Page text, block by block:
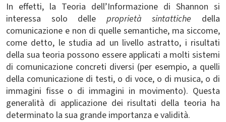
In effetti, la Teoria dell’Informazione di Shannon si
interessa solo delle proprietà sintattiche della
comunicazione e non di quelle semantiche, ma siccome,
come detto, le studia ad un livello astratto, i risultati
della sua teoria possono essere applicati a molti sistemi
di comunicazione concreti diversi (per esempio, a quelli
della comunicazione di testi, o di voce, o di musica, o di
immagini fisse o di immagini in movimento). Questa
generalità di applicazione dei risultati della teoria ha
determinato la sua grande importanza e validità.